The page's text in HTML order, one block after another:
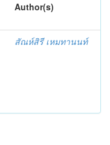
Author(s)
สัณห์สิรี เหมทานนท์